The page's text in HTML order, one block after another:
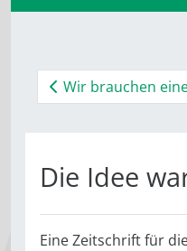
Wir brauchen
Die Idee
Eine Zeitschrift für